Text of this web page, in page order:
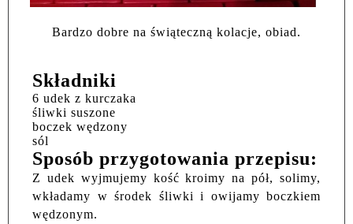
Bardzo dobre na świąteczną kolacje, obiad.
Składniki
6 udek z kurczaka
śliwki suszone
boczek wędzony
sól
Sposób przygotowania przepisu:
Z udek wyjmujemy kość kroimy na pół, solimy,
wkładamy w środek śliwki i owijamy boczkiem
wędzonym.